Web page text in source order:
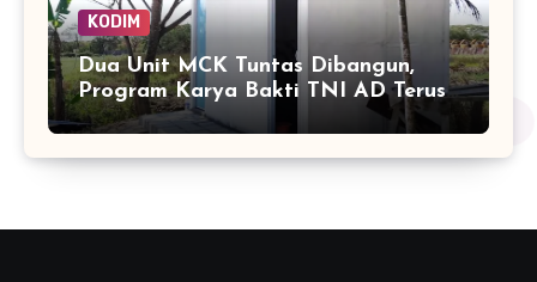
KODIM
Dua Unit MCK Tuntas Dibangun,
Program Karya Bakti TNI AD Terus
Ubah Wajah Merauke